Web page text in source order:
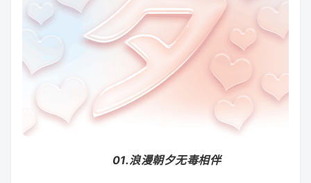
01.浪漫朝夕无毒相伴